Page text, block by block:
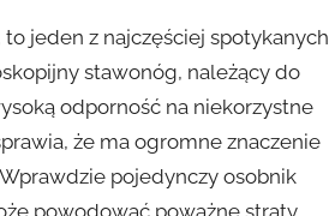
to jeden z najczęściej spotykanych
stawonóg, należący do
odporność na niekorzystne
że ma ogromne znaczenie
pojedynczy osobnik
powodować poważne straty